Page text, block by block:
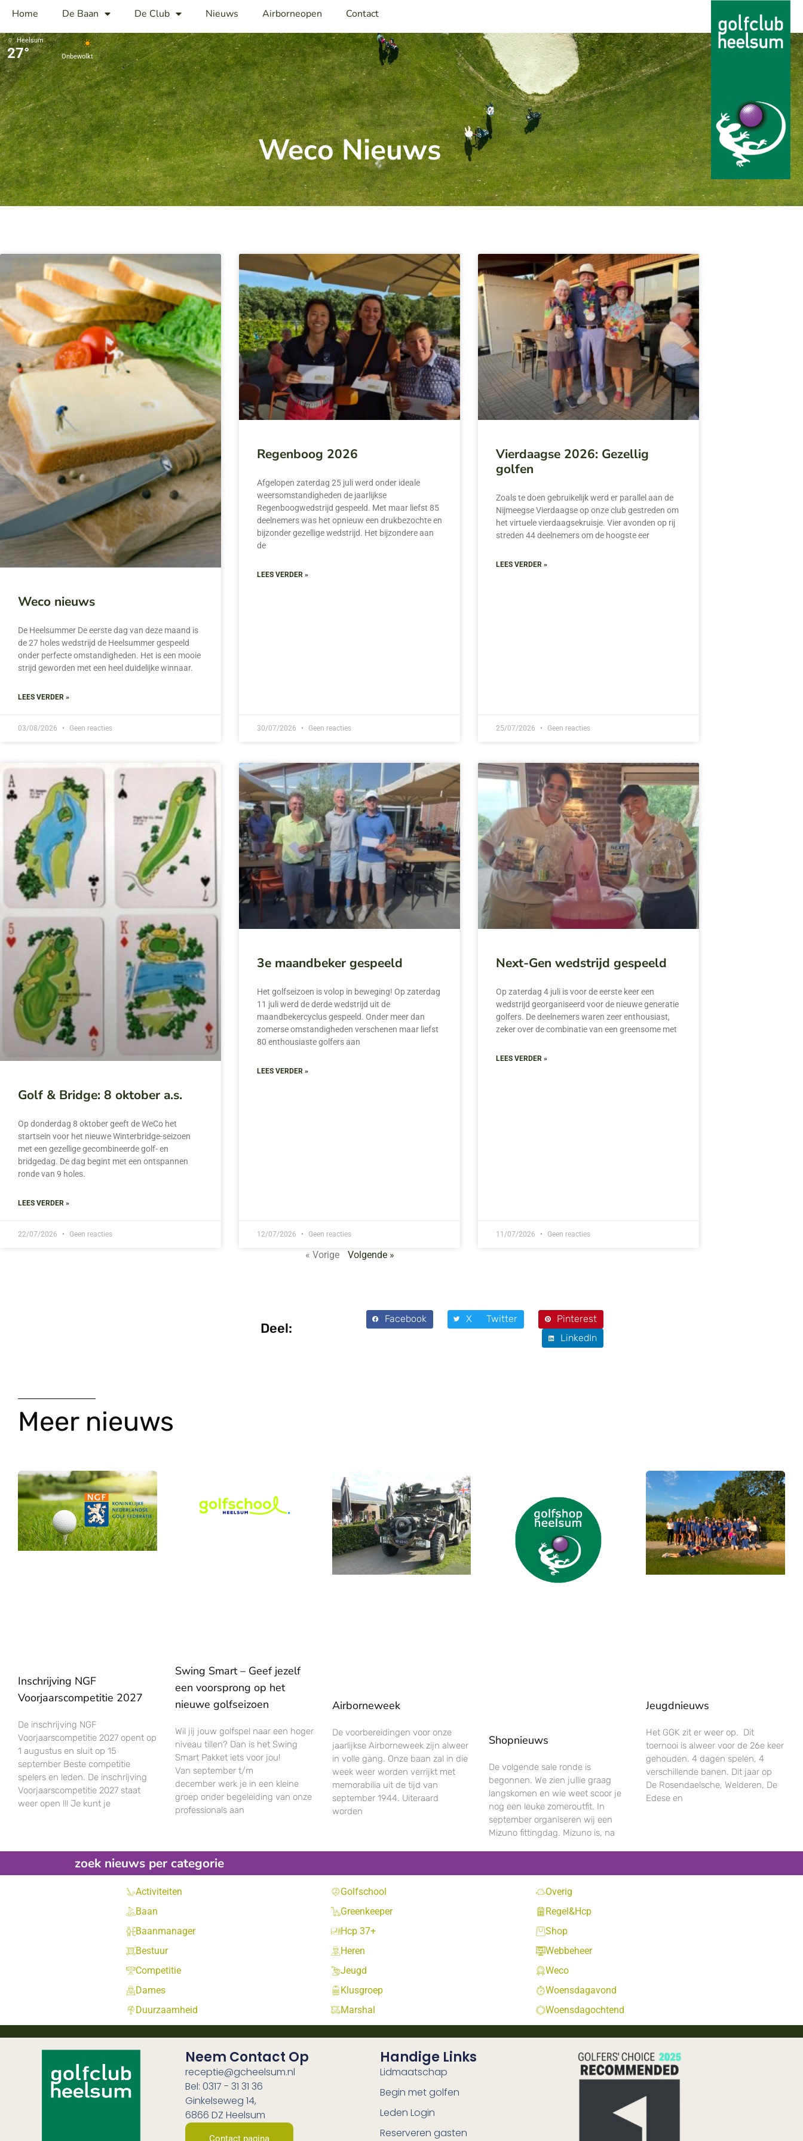
Home De Baan De Club Nieuws Airborneopen Contact
Heelsum
27° Onbewolkt
Weco Nieuws
Weco nieuws
De Heelsummer De eerste dag van deze maand is
de 27 holes wedstrijd de Heelsummer gespeeld
onder perfecte omstandigheden. Het is een mooie
strijd geworden met een heel duidelijke winnaar.
LEES VERDER »
03/08/2026 Geen reacties
Regenboog 2026
Afgelopen zaterdag 25 juli werd onder ideale
weersomstandigheden de jaarlijkse
Regenboogwedstrijd gespeeld. Met maar liefst 85
deelnemers was het opnieuw een drukbezochte en
bijzonder gezellige wedstrijd. Het bijzondere aan
de
LEES VERDER »
30/07/2026 Geen reacties
Vierdaagse 2026: Gezellig
golfen
Zoals te doen gebruikelijk werd er parallel aan de
Nijmeegse Vierdaagse op onze club gestreden om
het virtuele vierdaagsekruisje. Vier avonden op rij
streden 44 deelnemers om de hoogste eer
LEES VERDER »
25/07/2026 Geen reacties
Golf & Bridge: 8 oktober a.s.
Op donderdag 8 oktober geeft de WeCo het
startsein voor het nieuwe Winterbridge-seizoen
met een gezellige gecombineerde golf- en
bridgedag. De dag begint met een ontspannen
ronde van 9 holes.
LEES VERDER »
22/07/2026 Geen reacties
3e maandbeker gespeeld
Het golfseizoen is volop in beweging! Op zaterdag
11 juli werd de derde wedstrijd uit de
maandbekercyclus gespeeld. Onder meer dan
zomerse omstandigheden verschenen maar liefst
80 enthousiaste golfers aan
LEES VERDER »
12/07/2026 Geen reacties
Next-Gen wedstrijd gespeeld
Op zaterdag 4 juli is voor de eerste keer een
wedstrijd georganiseerd voor de nieuwe generatie
golfers. De deelnemers waren zeer enthousiast,
zeker over de combinatie van een greensome met
LEES VERDER »
11/07/2026 Geen reacties
« Vorige Volgende »
Deel:
Facebook X Twitter
Pinterest
LinkedIn
Meer nieuws
Inschrijving NGF
Voorjaarscompetitie 2027
De inschrijving NGF
Voorjaarscompetitie 2027 opent op
1 augustus en sluit op 15
september Beste competitie
spelers en leden. De inschrijving
Voorjaarscompetitie 2027 staat
weer open !!! Je kunt je
Swing Smart – Geef jezelf
een voorsprong op het
nieuwe golfseizoen
Wil jij jouw golfspel naar een hoger
niveau tillen? Dan is het Swing
Smart Pakket iets voor jou!
Van september t/m
december werk je in een kleine
groep onder begeleiding van onze
professionals aan
Airborneweek
De voorbereidingen voor onze
jaarlijkse Airborneweek zijn alweer
in volle gang. Onze baan zal in die
week weer worden verrijkt met
memorabilia uit de tijd van
september 1944. Uiteraard
worden
Shopnieuws
De volgende sale ronde is
begonnen. We zien jullie graag
langskomen en wie weet scoor je
nog een leuke zomeroutfit. In
september organiseren wij een
Mizuno fittingdag. Mizuno is, na
Jeugdnieuws
Het GGK zit er weer op. Dit
toernooi is alweer voor de 26e keer
gehouden. 4 dagen spelen, 4
verschillende banen. Dit jaar op
De Rosendaelsche, Welderen, De
Edese en
zoek nieuws per categorie
Activiteiten
Baan
Baanmanager
Bestuur
Competitie
Dames
Duurzaamheid
Golfschool
Greenkeeper
Hcp 37+
Heren
Jeugd
Klusgroep
Marshal
Overig
Regel&Hcp
Shop
Webbeheer
Weco
Woensdagavond
Woensdagochtend
Neem Contact Op
receptie@gcheelsum.nl
Bel: 0317 - 31 31 36
Ginkelseweg 14,
6866 DZ Heelsum
Contact pagina
Handige Links
Lidmaatschap
Begin met golfen
Leden Login
Reserveren gasten